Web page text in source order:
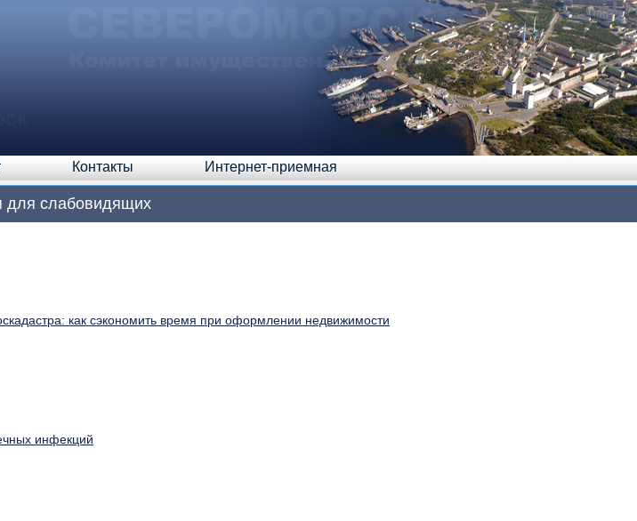
Контакты Интернет-приемная
для слабовидящих
как сэкономить время при оформлении недвижимости
инфекций